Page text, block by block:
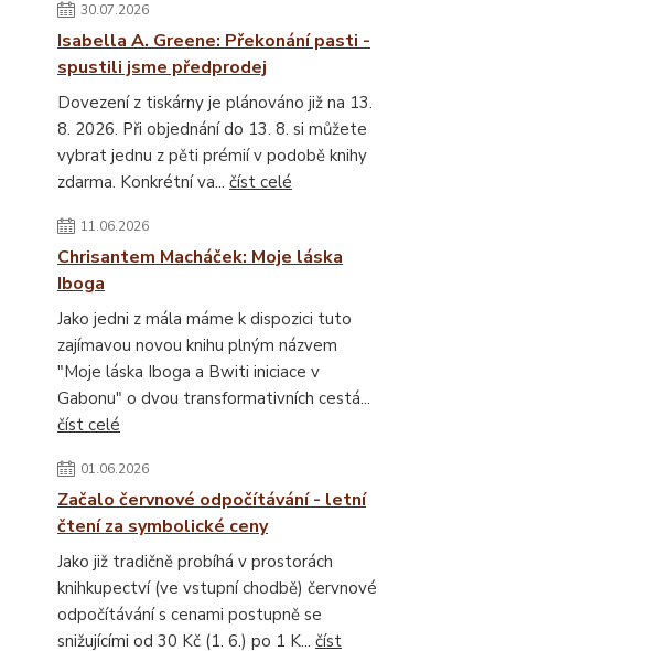
30.07.2026
Isabella A. Greene: Překonání pasti -
spustili jsme předprodej
Dovezení z tiskárny je plánováno již na 13.
8. 2026. Při objednání do 13. 8. si můžete
vybrat jednu z pěti prémií v podobě knihy
zdarma. Konkrétní va... číst celé
11.06.2026
Chrisantem Macháček: Moje láska
Iboga
Jako jedni z mála máme k dispozici tuto
zajímavou novou knihu plným názvem
"Moje láska Iboga a Bwiti iniciace v
Gabonu" o dvou transformativních cestá...
číst celé
01.06.2026
Začalo červnové odpočítávání - letní
čtení za symbolické ceny
Jako již tradičně probíhá v prostorách
knihkupectví (ve vstupní chodbě) červnové
odpočítávání s cenami postupně se
snižujícími od 30 Kč (1. 6.) po 1 K... číst